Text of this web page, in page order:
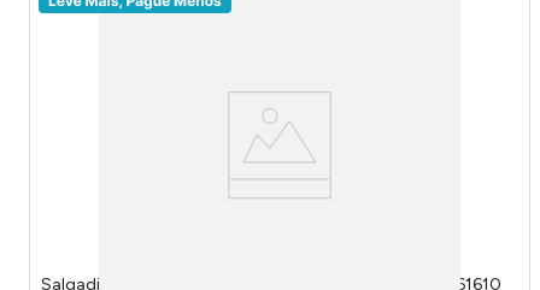
Salgadinho Doritos Dinamita Flamin' Hot 60g - 300061610